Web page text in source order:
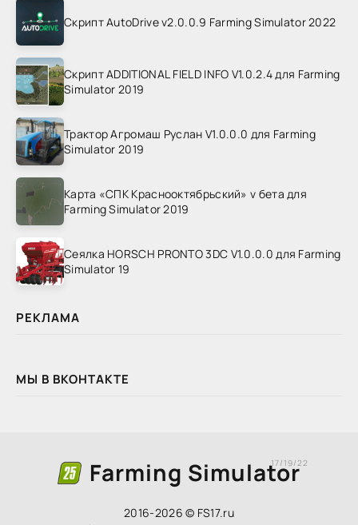
Скрипт AutoDrive v2.0.0.9 Farming Simulator 2022
Скрипт ADDITIONAL FIELD INFO V1.0.2.4 для Farming
Simulator 2019
Трактор Агромаш Руслан V1.0.0.0 для Farming
Simulator 2019
Карта «СПК Краснооктябрьский» v бета для
Farming Simulator 2019
Сеялка HORSCH PRONTO 3DC V1.0.0.0 для Farming
Simulator 19
РЕКЛАМА
МЫ В ВКОНТАКТЕ
Farming Simulator
17/19/22
2016-2026 © FS17.ru